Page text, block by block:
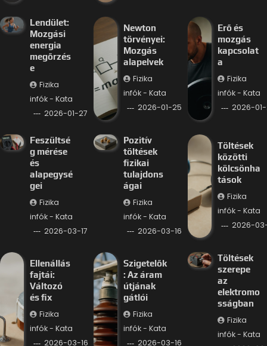
Lendület:
Mozgási
energia
megőrzés
e
Fizika
infók - Kata
2026-01-27
Newton
törvényei:
Mozgás
alapelvek
Fizika
infók - Kata
2026-01-25
Erő és
mozgás
kapcsolat
a
Fizika
infók - Kata
2026-
Feszültsé
g mérése
és
alapegysé
gei
Fizika
infók - Kata
2026-03-17
Pozitív
töltések
fizikai
tulajdons
ágai
Fizika
infók - Kata
2026-03-16
Töltések
közötti
kölcsönha
tások
Fizika
infók - Kata
2026-
Ellenállás
fajtái:
Változó
és fix
Fizika
infók - Kata
2026-03-16
Szigetelők
: Az áram
útjának
gátlói
Fizika
infók - Kata
2026-03-16
Töltések
szerepe
az
elektromo
sságban
Fizika
infók - Kata